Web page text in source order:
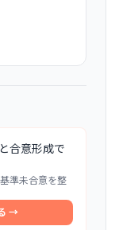
合意形成で
準未合意を整
→